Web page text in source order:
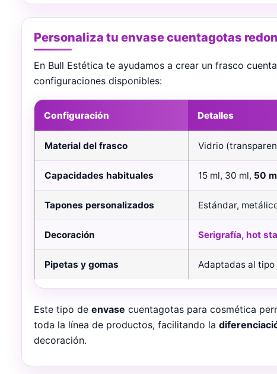
Personaliza tu envase cuentagotas
En Bull Estética te ayudamos a crear un frasco
configuraciones disponibles:
Configuración Detalles
Material del frasco Vidrio
Capacidades habituales 15 ml, 30 ml, 50
Tapones personalizados Estándar,
Decoración Serigrafía, hot
Pipetas y gomas Adaptadas al tipo
Este tipo de envase cuentagotas para cosmética
toda la línea de productos, facilitando la
decoración.